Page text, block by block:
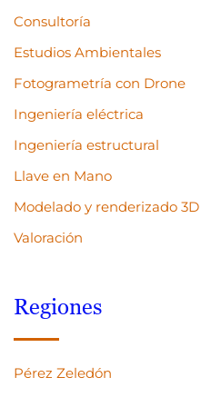
Consultoría
Estudios Ambientales
Fotogrametría con Drone
Ingeniería eléctrica
Ingeniería estructural
Llave en Mano
Modelado y renderizado 3D
Valoración
Regiones
Pérez Zeledón